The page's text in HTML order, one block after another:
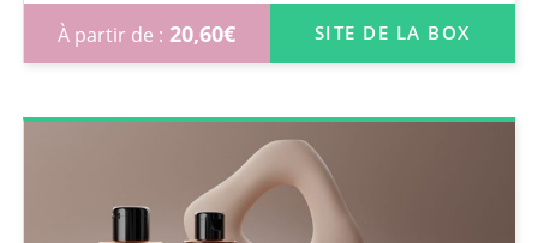
20,60€ SITE DE LA BOX